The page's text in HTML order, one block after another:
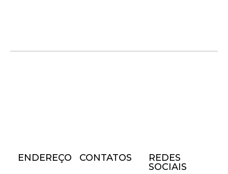
ENDEREÇO CONTATOS
REDES
SOCIAIS